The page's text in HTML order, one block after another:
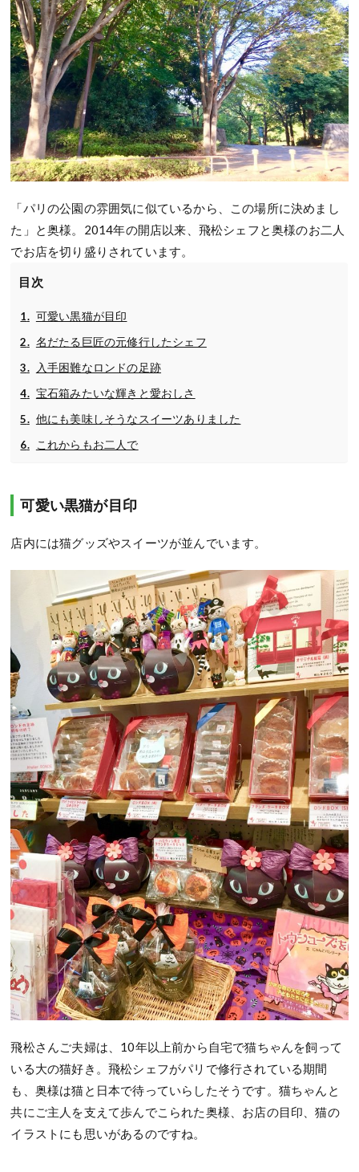
「パリの公園の雰囲気に似ているから、この場所に決めまし
た」と奥様。2014年の開店以来、飛松シェフと奥様のお二人
でお店を切り盛りされています。
目次
可愛い黒猫が目印
名だたる巨匠の元修行したシェフ
入手困難なロンドの足跡
宝石箱みたいな輝きと愛おしさ
他にも美味しそうなスイーツありました
これからもお二人で
可愛い黒猫が目印
店内には猫グッズやスイーツが並んでいます。
飛松さんご夫婦は、10年以上前から自宅で猫ちゃんを飼って
いる大の猫好き。飛松シェフがパリで修行されている期間
も、奥様は猫と日本で待っていらしたそうです。猫ちゃんと
共にご主人を支えて歩んでこられた奥様、お店の目印、猫の
イラストにも思いがあるのですね。